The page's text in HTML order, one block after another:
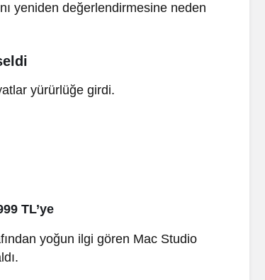
yeniden değerlendirmesine neden
yürürlüğe girdi.
TL’ye
yoğun ilgi gören Mac Studio